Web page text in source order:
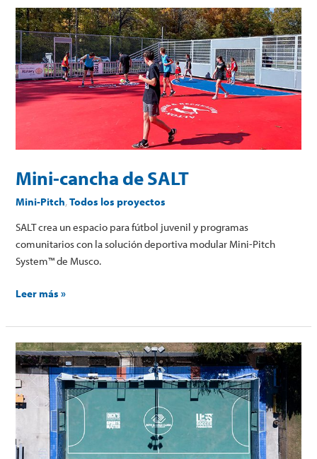
Mini-cancha de SALT
Mini-Pitch,Todos los proyectos
SALT crea un espacio para fútbol juvenil y programas
comunitarios con la solución deportiva modular Mini-Pitch
System™ de Musco.
Mini-
cancha
de
SALT
Leer más »
Mini-
cancha
de
los
Girls